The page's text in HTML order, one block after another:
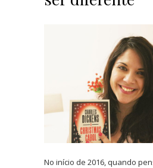
No início de 2016, quando